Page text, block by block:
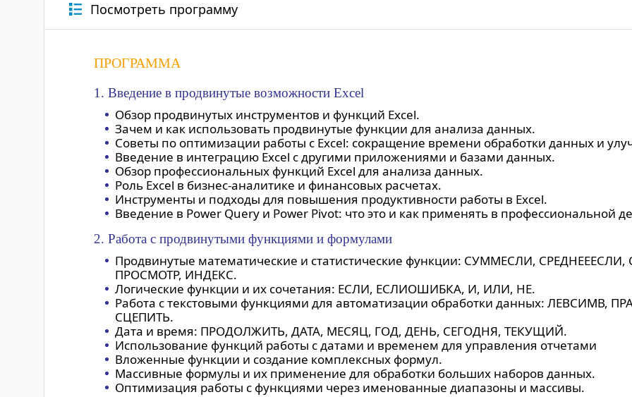
Посмотреть программу
ПРОГРАММА
1. Введение в продвинутые возможности Excel
Обзор продвинутых инструментов и функций Excel.
Зачем и как использовать продвинутые функции для анализа данных.
Советы по оптимизации работы с Excel: сокращение времени обработки данных и
Введение в интеграцию Excel с другими приложениями и базами данных.
Обзор профессиональных функций Excel для анализа данных.
Роль Excel в бизнес-аналитике и финансовых расчетах.
Инструменты и подходы для повышения продуктивности работы в Excel.
Введение в Power Query и Power Pivot: что это и как применять в профессиональной
2. Работа с продвинутыми функциями и формулами
Продвинутые математические и статистические функции: СУММЕСЛИ,
ПРОСМОТР, ИНДЕКС.
Логические функции и их сочетания: ЕСЛИ, ЕСЛИОШИБКА, И, ИЛИ, НЕ.
Работа с текстовыми функциями для автоматизации обработки данных: ЛЕВСИМВ,
СЦЕПИТЬ.
Дата и время: ПРОДОЛЖИТЬ, ДАТА, МЕСЯЦ, ГОД, ДЕНЬ, СЕГОДНЯ, ТЕКУЩИЙ.
Использование функций работы с датами и временем для управления отчетами
Вложенные функции и создание комплексных формул.
Массивные формулы и их применение для обработки больших наборов данных.
Оптимизация работы с функциями через именованные диапазоны и массивы.